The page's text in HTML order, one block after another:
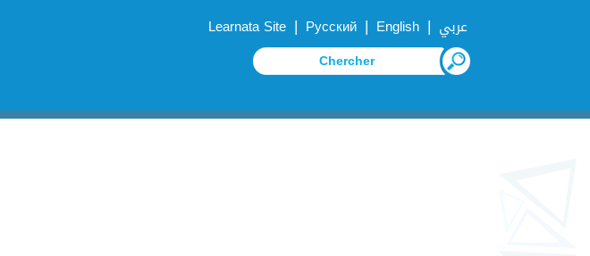
Learnata Site | Русский | English | عربي